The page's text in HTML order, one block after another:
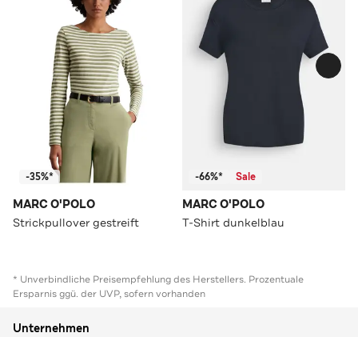
-35%*
MARC O'POLO
Strickpullover gestreift
-66%* Sale
MARC O'POLO
T-Shirt dunkelblau
* Unverbindliche Preisempfehlung des Herstellers. Prozentuale
Ersparnis ggü. der UVP, sofern vorhanden
Unternehmen